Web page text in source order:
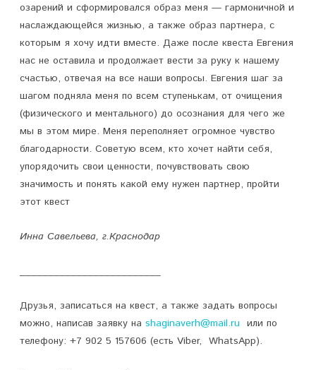
озарений и сформировался образ меня — гармоничной и
наслаждающейся жизнью, а также образ партнера, с
которым я хочу идти вместе. Даже после квеста Евгения
нас не оставила и продолжает вести за руку к нашему
счастью, отвечая на все наши вопросы. Евгения шаг за
шагом подняла меня по всем ступенькам, от очищения
(физического и ментального) до осознания для чего же
мы в этом мире. Меня переполняет огромное чувство
благодарности. Советую всем, кто хочет найти себя,
упорядочить свои ценности, почувствовать свою
значимость и понять какой ему нужен партнер, пройти
этот квест
Инна Савельева, г.Краснодар
Друзья, записаться на квест, а также задать вопросы
можно, написав заявку на shaginaverh@mail.ru или по
телефону: +7 902 5 157606 (есть Viber, WhatsApp).